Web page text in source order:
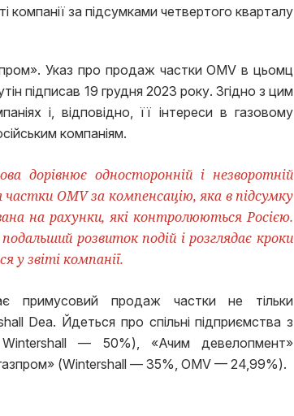
компанії за підсумками четвертого кварталу
Указ про продаж частки OMV в цьомц
підписав 19 грудня 2023 року. Згідно з цим
і, відповідно, її інтереси в газовому
компаніям.
дорівнює односторонній і незворотній
частки OMV за компенсацію, яка в підсумку
на рахунки, які контролюються Росією.
розвиток подій і розглядає кроки
у звіті компанії.
примусовий продаж частки не тільки
Dea. Йдеться про спільні підприємства з
— 50%), «Ачим девелопмент»
(Wintershall — 35%, OMV — 24,99%).